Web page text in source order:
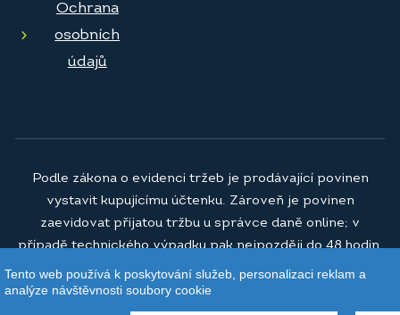
Ochrana
osobních
údajů
© 2026Vaše pekárna a.s.
Podle zákona o evidenci tržeb je prodávající povinen
vystavit kupujícímu účtenku. Zároveň je povinen
zaevidovat přijatou tržbu u správce daně online; v
případě technického výpadku pak nejpozději do 48 hodin.
Tento web používá k poskytování služeb, personalizaci reklam a
analýze návštěvnosti soubory cookie